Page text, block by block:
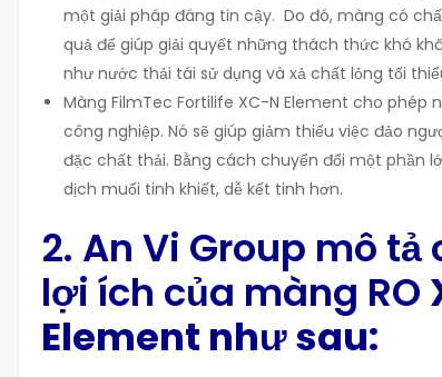
một giải pháp đáng tin cậy. Do đó, màng có
quả để giúp giải quyết những thách thức khó
như nước thải tái sử dụng và xả chất lỏng tối
Màng FilmTec Fortilife XC-N Element cho phép
công nghiệp. Nó sẽ giúp giảm thiểu việc đảo
đặc chất thải. Bằng cách chuyển đổi một phần
dịch muối tinh khiết, dễ kết tinh hơn.
2. An Vi Group mô tả
lợi ích của màng RO
Element như sau: